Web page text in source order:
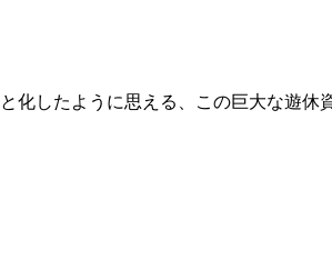
化したように思える、この巨大な遊